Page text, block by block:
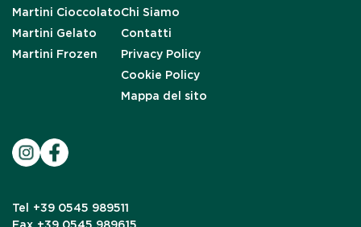
Martini Cioccolato
Martini Gelato
Martini Frozen
Chi Siamo
Contatti
Privacy Policy
Cookie Policy
Mappa del sito
Tel
+39 0545 989511